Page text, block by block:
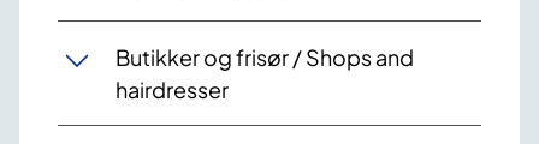
Butikker og frisør / Shops and
hairdresser